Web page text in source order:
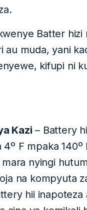
Batter
au muda, yani
kifupi ni
Kazi – Battery
F mpaka 140º
nyingi
na kompyuta
hii inapoteza